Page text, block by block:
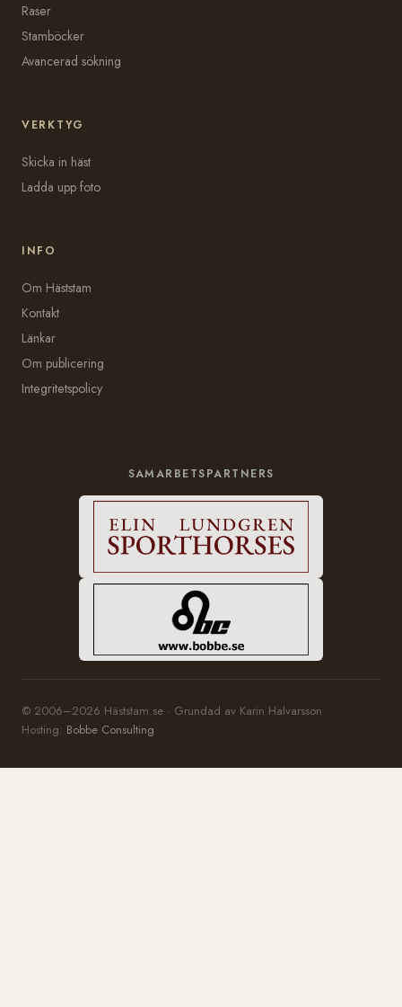
Raser
Stamböcker
Avancerad sökning
VERKTYG
Skicka in häst
Ladda upp foto
INFO
Om Häststam
Kontakt
Länkar
Om publicering
Integritetspolicy
SAMARBETSPARTNERS
© 2006–2026 Häststam.se · Grundad av Karin Halvarsson
Hosting: Bobbe Consulting